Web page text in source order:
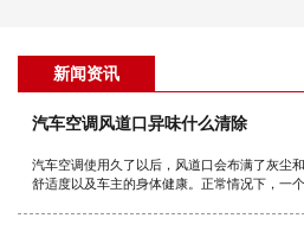
新闻资讯
汽车空调风道口异味什么清除
汽车空调使用久了以后，风道口会布满了灰尘
舒适度以及车主的身体健康。正常情况下，一